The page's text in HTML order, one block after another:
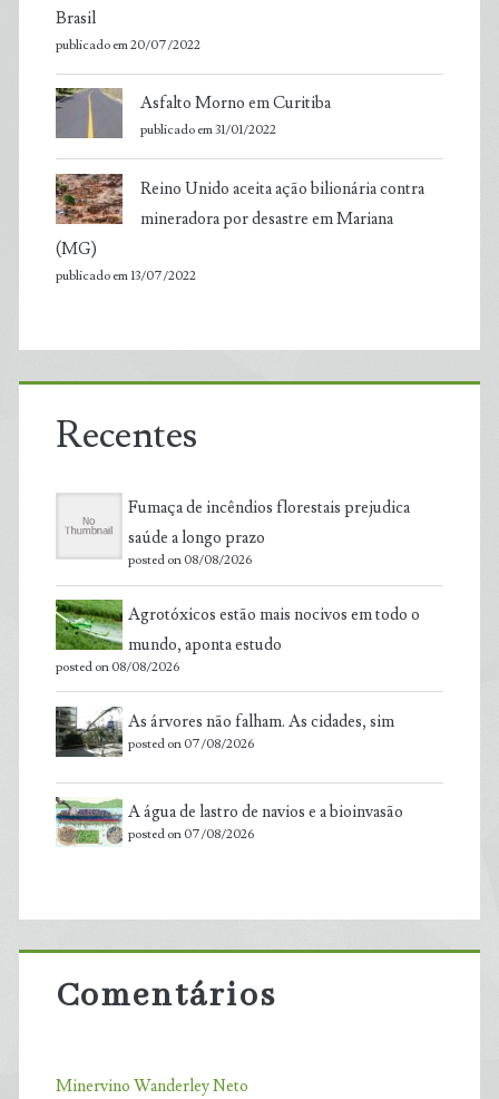
Brasil
publicado em 20/07/2022
Asfalto Morno em Curitiba
publicado em 31/01/2022
Reino Unido aceita ação bilionária contra
mineradora por desastre em Mariana
(MG)
publicado em 13/07/2022
Recentes
Fumaça de incêndios florestais prejudica
saúde a longo prazo
posted on 08/08/2026
Agrotóxicos estão mais nocivos em todo o
mundo, aponta estudo
posted on 08/08/2026
As árvores não falham. As cidades, sim
posted on 07/08/2026
A água de lastro de navios e a bioinvasão
posted on 07/08/2026
Comentários
Minervino Wanderley Neto